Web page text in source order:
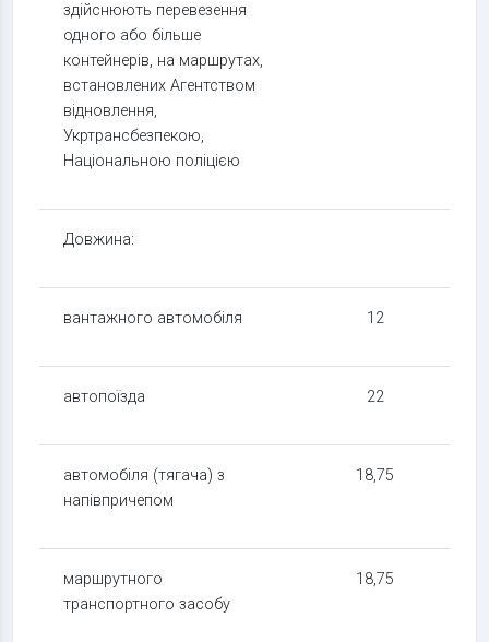
здійснюють перевезення
одного або більше
контейнерів, на маршрутах,
встановлених Агентством
відновлення,
Укртрансбезпекою,
Національною поліцією
Довжина:
вантажного автомобіля 12
автопоїзда 22
автомобіля (тягача) з
напівпричепом
18,75
маршрутного
транспортного засобу
18,75